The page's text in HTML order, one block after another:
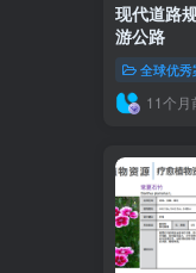
现代道路
游公路
全球优秀
11个月